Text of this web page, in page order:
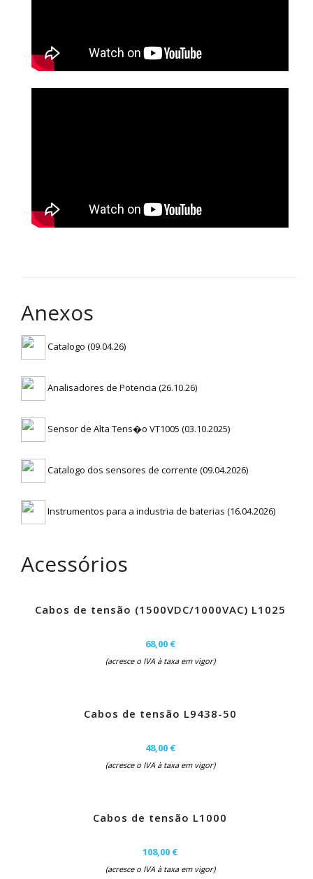
Anexos
Catalogo (09.04.26)
Analisadores de Potencia (26.10.26)
Sensor de Alta Tens�o VT1005 (03.10.2025)
Catalogo dos sensores de corrente (09.04.2026)
Instrumentos para a industria de baterias (16.04.2026)
Acessórios
Cabos de tensão (1500VDC/1000VAC) L1025
68,00 €
(acresce o IVA à taxa em vigor)
Cabos de tensão L9438-50
48,00 €
(acresce o IVA à taxa em vigor)
Cabos de tensão L1000
108,00 €
(acresce o IVA à taxa em vigor)